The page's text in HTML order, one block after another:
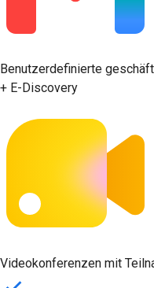
Benutzerdefinierte
+ E-Discovery
Videokonferenzen mit